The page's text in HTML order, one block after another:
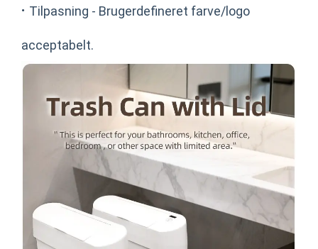
· Tilpasning - Brugerdefineret farve/logo
acceptabelt.